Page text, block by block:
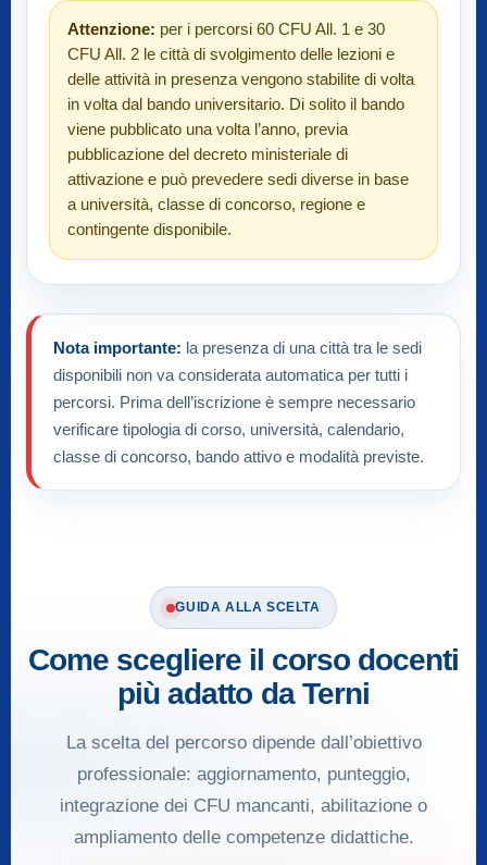
Attenzione: per i percorsi 60 CFU All. 1 e 30
CFU All. 2 le città di svolgimento delle lezioni e
delle attività in presenza vengono stabilite di volta
in volta dal bando universitario. Di solito il bando
viene pubblicato una volta l’anno, previa
pubblicazione del decreto ministeriale di
attivazione e può prevedere sedi diverse in base
a università, classe di concorso, regione e
contingente disponibile.
Nota importante: la presenza di una città tra le sedi
disponibili non va considerata automatica per tutti i
percorsi. Prima dell’iscrizione è sempre necessario
verificare tipologia di corso, università, calendario,
classe di concorso, bando attivo e modalità previste.
GUIDA ALLA SCELTA
Come scegliere il corso docenti
più adatto da Terni
La scelta del percorso dipende dall’obiettivo
professionale: aggiornamento, punteggio,
integrazione dei CFU mancanti, abilitazione o
ampliamento delle competenze didattiche.